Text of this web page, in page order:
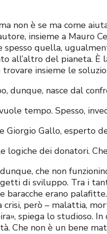
non è se ma come
insieme a Mauro
spesso quella,
all’altro del pianeta. È
trovare insieme le
dunque, nasce dal
tempo. Spesso,
Giorgio Gallo, esperto
logiche dei donatori.
che non
di sviluppo. Tra i
baracche erano
però – malattia,
spiega lo studioso.
Che non è un bene